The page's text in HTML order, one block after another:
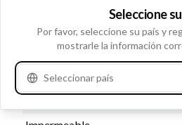
Información de Catalogos
Con junta de aceite
Seleccione
Por favor, seleccione su país y
mostrarle la información
Seleccionar país